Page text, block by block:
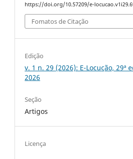
https://doi.org/10.57209/e-
Fomatos de Citação
Edição
v. 1 n. 29 (2026): E-Locução, 29ª
2026
Seção
Artigos
Licença